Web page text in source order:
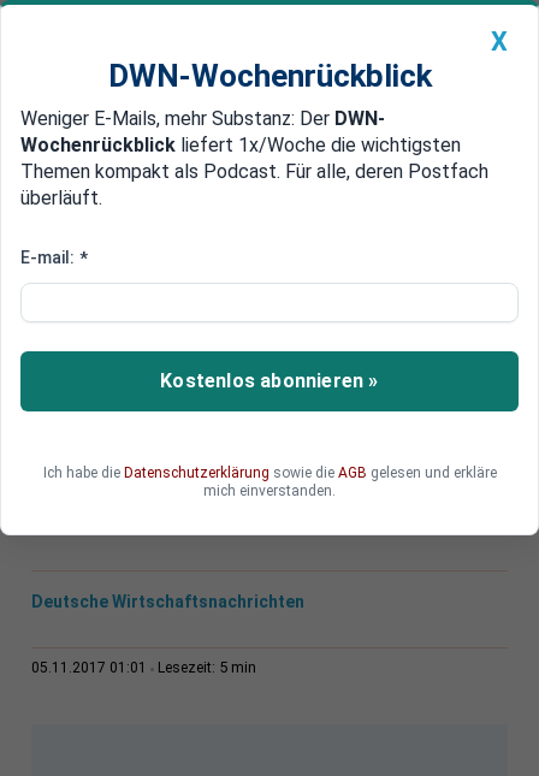
Newsticker MEIN DWN: Geldanlage Premium
Edelmetalle DWN-Magazin China
Sanktionen gegen Banken drohen
Türkei unter Druck: Erdogan
gerät ins Fadenkreuz der US-
Ermittler
Die US-Regierung verschärft die Gangart gegen
drohen Sanktionen, die vor allem das
Finanzsystem schwer treffen könnten.
Deutsche Wirtschaftsnachrichten
05.11.2017 01:01 Lesezeit: 5 min
X
DWN-Wochenrückblick
Weniger E-Mails, mehr Substanz: Der DWN-
Wochenrückblick liefert 1x/Woche die wichtigsten
Themen kompakt als Podcast. Für alle, deren Postfach
überläuft.
E-mail: *
Kostenlos abonnieren »
Ich habe die Datenschutzerklärung sowie die AGB gelesen und erkläre
mich einverstanden.